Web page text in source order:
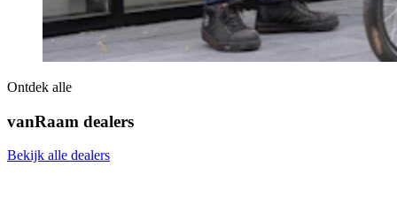
Ontdek alle
vanRaam dealers
Bekijk alle dealers